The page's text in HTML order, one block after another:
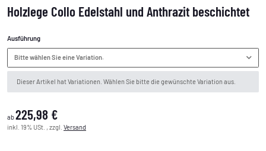
Holzlege Collo Edelstahl und Anthrazit beschichtet
Ausführung
Bitte wählen Sie eine Variation.
xDieser Artikel hat Variationen. Wählen Sie bitte die gewünschte Variation aus.
ab225,98 €
inkl. 19% USt. , zzgl. Versand